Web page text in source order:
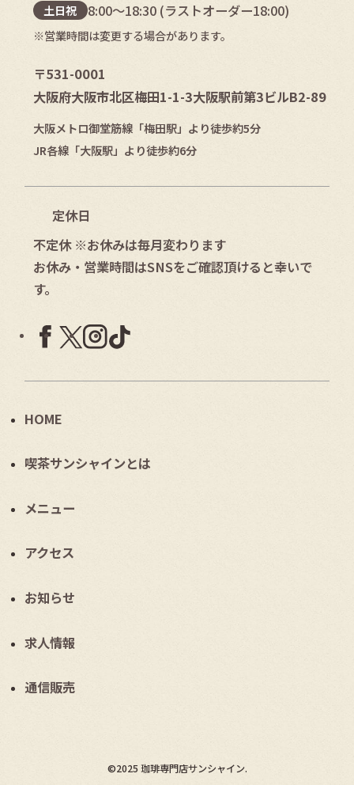
HOME
喫茶サンシャインとは
メニュー
アクセス
お知らせ
求人情報
通信販売
土日祝 8:00～18:30 (ラストオーダー18:00)
※営業時間は変更する場合があります。
〒531-0001
大阪府大阪市北区梅田1-1-3大阪駅前第3ビルB2-89
大阪メトロ御堂筋線「梅田駅」より徒歩約5分
JR各線「大阪駅」より徒歩約6分
定休日
不定休 ※お休みは毎月変わります
お休み・営業時間はSNSをご確認頂けると幸いで
す。
©2025 珈琲専門店サンシャイン.